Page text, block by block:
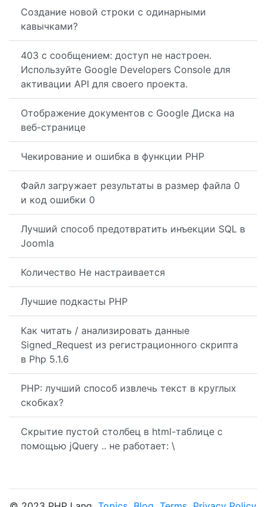
Создание новой строки с одинарными
кавычками?
403 с сообщением: доступ не настроен.
Используйте Google Developers Console для
активации API для своего проекта.
Отображение документов с Google Диска на
веб-странице
Чекирование и ошибка в функции PHP
Файл загружает результаты в размер файла 0
и код ошибки 0
Лучший способ предотвратить инъекции SQL в
Joomla
Количество Не настраивается
Лучшие подкасты PHP
Как читать / анализировать данные
Signed_Request из регистрационного скрипта
в Php 5.1.6
PHP: лучший способ извлечь текст в круглых
скобках?
Скрытие пустой столбец в html-таблице с
помощью jQuery .. не работает: \